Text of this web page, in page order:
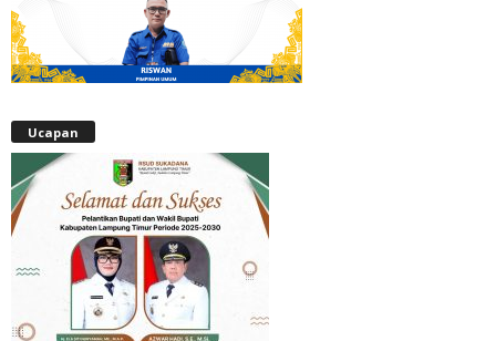
Ucapan